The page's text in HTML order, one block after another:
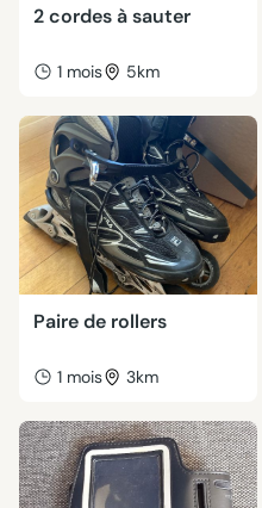
2 cordes à sauter
1 mois 5km
Paire de rollers
1 mois 3km